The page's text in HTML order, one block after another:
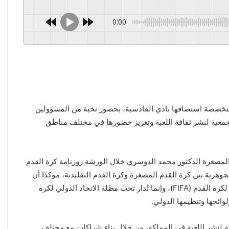
0:00
استضافها نادي القادسية، بحضور نخبة من المسؤولين
لنشر ثقافة اللعبة وتعزيز حضورها في مختلف مناطق
الدكتور محمد الدوسري خلال الورشة روزنامة كرة القدم
بين كرة القدم المصغرة وكرة القدم التقليدية، مؤكدًا أن
اللعبة تمتلك قوانينها وأنظمتها الخاصة، ولا تتبع الاتحاد الدولي لكرة القدم (FIFA)، وإنما تُدار تحت مظلة الاتحاد الدولي لكرة